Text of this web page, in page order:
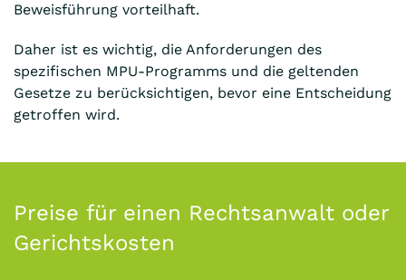
Beweisführung vorteilhaft.
Daher ist es wichtig, die Anforderungen des
spezifischen MPU-Programms und die geltenden
Gesetze zu berücksichtigen, bevor eine Entscheidung
getroffen wird.
Preise für einen Rechtsanwalt oder
Gerichtskosten